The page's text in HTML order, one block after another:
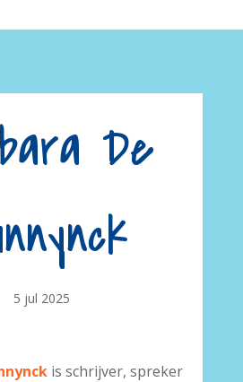
De
5 jul 2025
is schrijver, spreker